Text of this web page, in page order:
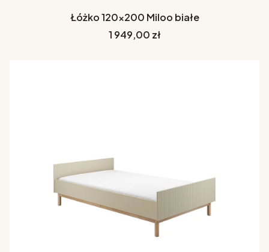
Łóżko 120x200 Miloo białe
Cena
1 949,00 zł